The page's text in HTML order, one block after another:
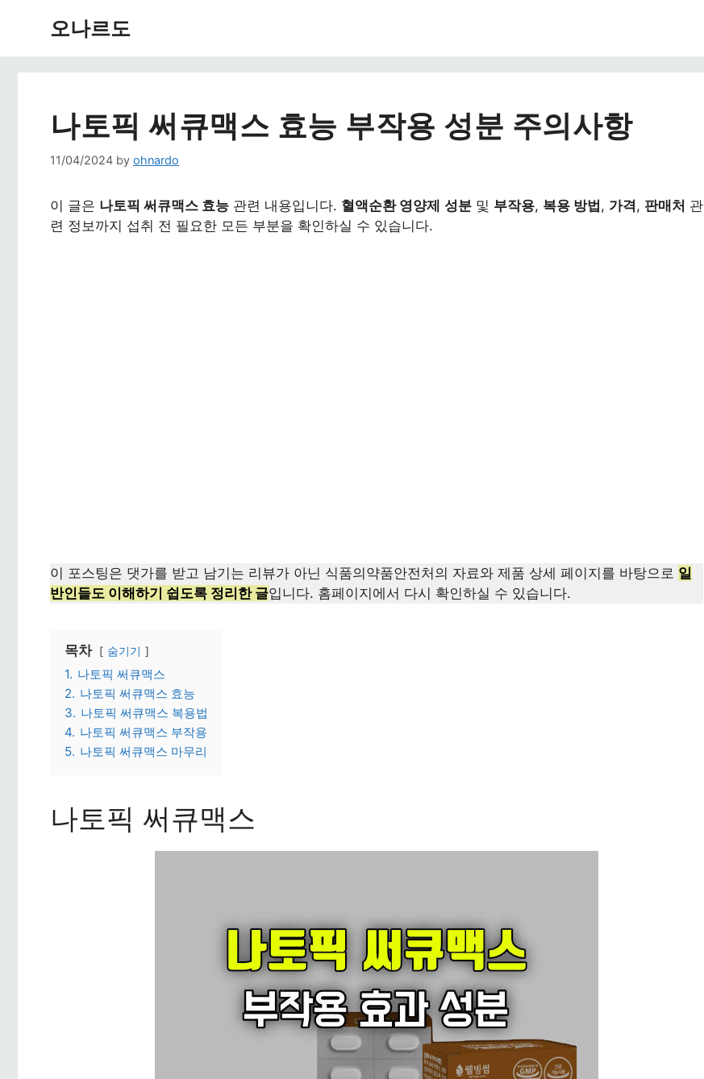
오나르도
나토픽 써큐맥스 효능 부작용 성분 주의사항
11/04/2024 by ohnardo
이 글은 나토픽 써큐맥스 효능 관련 내용입니다. 혈액순환 영양제 성분 및 부작용, 복용 방법 , 가격, 판매처 관
련 정보까지 섭취 전 필요한 모든 부분을 확인하실 수 있습니다.
이 포스팅은 댓가를 받고 남기는 리뷰가 아닌 식품의약품안전처의 자료와 제품 상세 페이지를 바탕으로 일
반인들도 이해하기 쉽도록 정리한 글입니다. 홈페이지에서 다시 확인하실 수 있습니다.
목차 숨기기
1. 나토픽 써큐맥스
2. 나토픽 써큐맥스 효능
3. 나토픽 써큐맥스 복용법
4. 나토픽 써큐맥스 부작용
5. 나토픽 써큐맥스 마무리
나토픽 써큐맥스